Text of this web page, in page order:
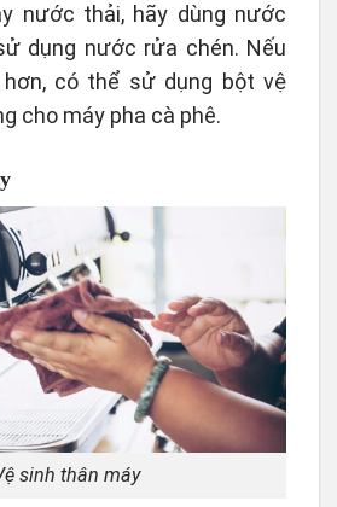
nước thải, hãy dùng nước
dụng nước rửa chén. Nếu
có thể sử dụng bột vệ
cho máy pha cà phê.
sinh thân máy